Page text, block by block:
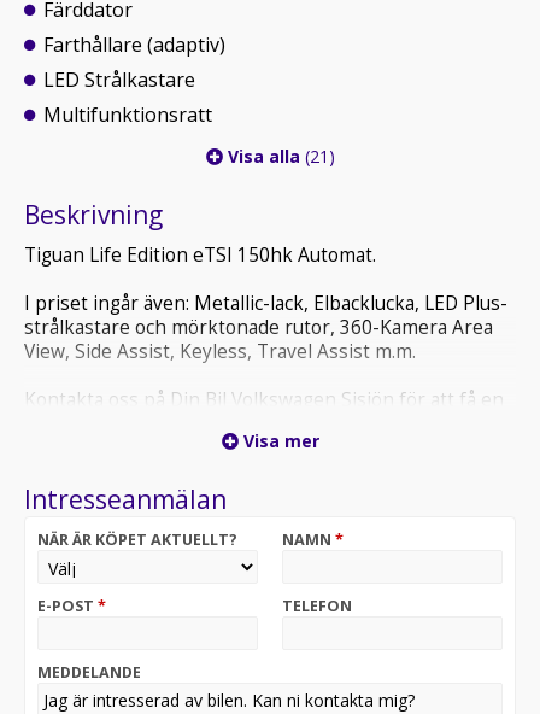
Färddator
Farthållare (adaptiv)
LED Strålkastare
Multifunktionsratt
Visa alla (21)
Beskrivning
Tiguan Life Edition eTSI 150hk Automat.
I priset ingår även: Metallic-lack, Elbacklucka, LED Plus-
strålkastare och mörktonade rutor, 360-Kamera Area
View, Side Assist, Keyless, Travel Assist m.m.
Kontakta oss på Din Bil Volkswagen Sisjön för att få en
Besök oss på Askims Industriväg 10!
Visa mer
Intresseanmälan
NÄR ÄR KÖPET AKTUELLT? NAMN *
E-POST * TELEFON
MEDDELANDE